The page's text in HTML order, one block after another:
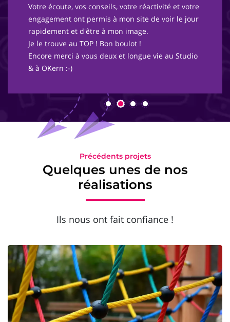
Votre écoute, vos conseils, votre réactivité et votre
engagement ont permis à mon site de voir le jour
rapidement et d'être à mon image.
Je le trouve au TOP ! Bon boulot !
Encore merci à vous deux et longue vie au Studio
& à OKern :-)
Précédents projets
Quelques unes de nos
réalisations
Ils nous ont fait confiance !